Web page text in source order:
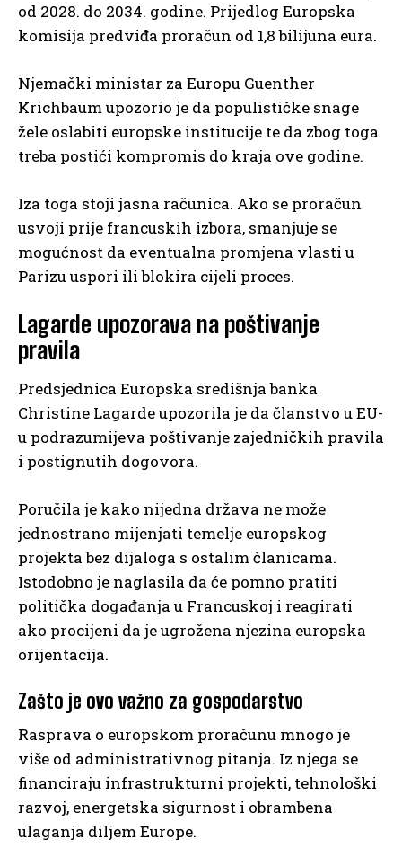
od 2028. do 2034. godine. Prijedlog Europska
komisija predviđa proračun od 1,8 bilijuna eura.
Njemački ministar za Europu Guenther
Krichbaum upozorio je da populističke snage
žele oslabiti europske institucije te da zbog toga
treba postići kompromis do kraja ove godine.
Iza toga stoji jasna računica. Ako se proračun
usvoji prije francuskih izbora, smanjuje se
mogućnost da eventualna promjena vlasti u
Parizu uspori ili blokira cijeli proces.
Lagarde upozorava na poštivanje
pravila
Predsjednica Europska središnja banka
Christine Lagarde upozorila je da članstvo u EU-
u podrazumijeva poštivanje zajedničkih pravila
i postignutih dogovora.
Poručila je kako nijedna država ne može
jednostrano mijenjati temelje europskog
projekta bez dijaloga s ostalim članicama.
Istodobno je naglasila da će pomno pratiti
politička događanja u Francuskoj i reagirati
ako procijeni da je ugrožena njezina europska
orijentacija.
Zašto je ovo važno za gospodarstvo
Rasprava o europskom proračunu mnogo je
više od administrativnog pitanja. Iz njega se
financiraju infrastrukturni projekti, tehnološki
razvoj, energetska sigurnost i obrambena
ulaganja diljem Europe.